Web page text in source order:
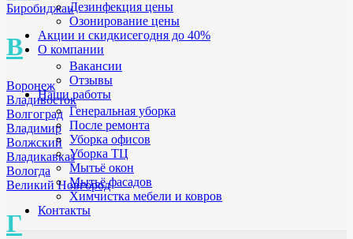
Биробиджан
В
Воронеж
Владивосток
Волгоград
Владимир
Волжский
Владикавказ
Вологда
Великий Новгород
Г
Дезинфекция цены
Озонирование цены
Акции и скидкисегодня до 40%
О компании
Вакансии
Отзывы
Наши работы
Генеральная уборка
После ремонта
Уборка офисов
Уборка ТЦ
Мытьё окон
Мытьё фасадов
Химчистка мебели и ковров
Контакты